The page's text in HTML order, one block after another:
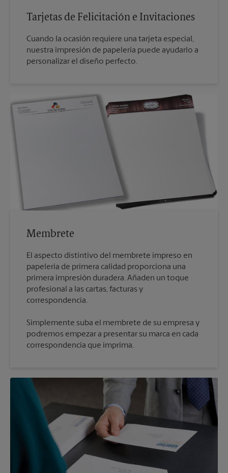
Tarjetas de Felicitación e Invitaciones
Cuando la ocasión requiere una tarjeta especial,
nuestra impresión de papelería puede ayudarlo a
personalizar el diseño perfecto.
Membrete
El aspecto distintivo del membrete impreso en
papelería de primera calidad proporciona una
primera impresión duradera. Añaden un toque
profesional a las cartas, facturas y
Simplemente suba el membrete de su empresa y
podremos empezar a presentar su marca en cada
correspondencia que imprima.